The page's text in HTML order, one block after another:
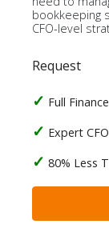
bookkeeping
CFO-level
Request
Full
Expert
80% Less